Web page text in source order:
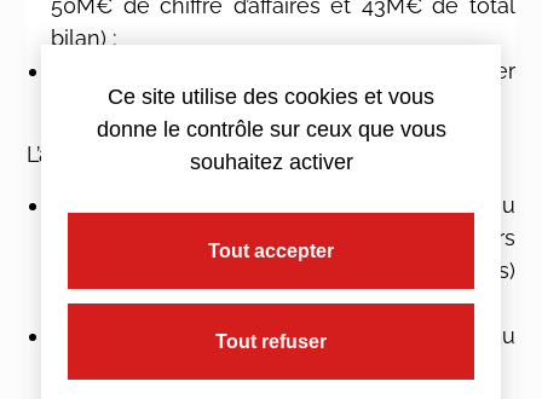
50M€ de chiffre d’affaires et 43M€ de total
bilan) ;
qui ne bénéficient pas déjà du bouclier
tarifaire (voir plus haut) ;
L’aide serait calculée comme suit :
Le montant de l’aide par MWh* est égal au
Prix moyen annuel du contrat (
hors
taxes)
moins180, plafonné à 160€/MWh.
Cette réduction est appliquée à 50% du
Ce site utilise des cookies et vous
donne le contrôle sur ceux que vous
souhaitez activer
Tout accepter
Tout refuser